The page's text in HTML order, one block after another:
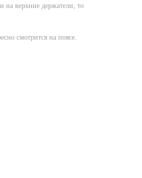
на верхние держатели, то
смотрится на поясе.